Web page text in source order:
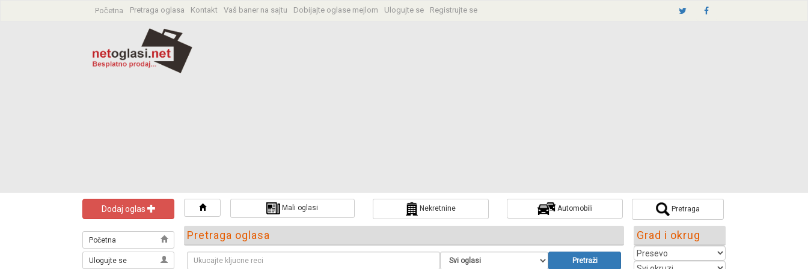
Početna Pretraga oglasa Kontakt Vaš baner na sajtu Dobijajte oglase mejlom Ulogujte se Registrujte se
Dodaj oglas
Početna
Ulogujte se
Mali oglasi Nekretnine Automobili Pretraga
Pretraga oglasa
Pretraži
Grad i okrug